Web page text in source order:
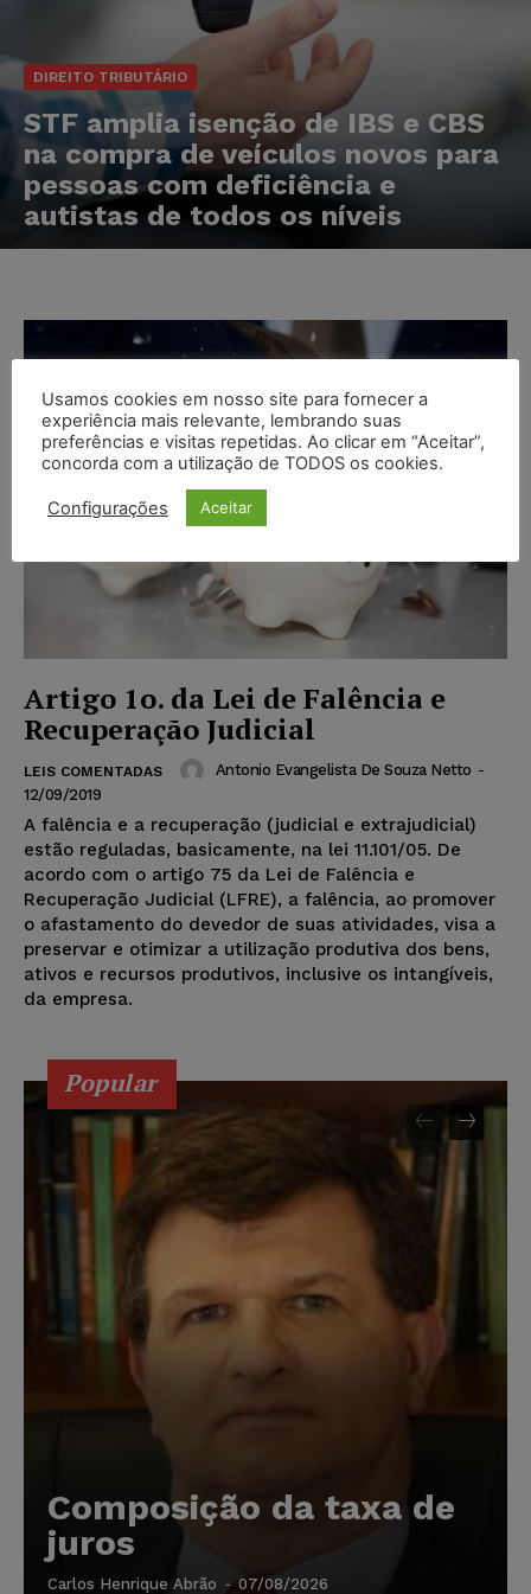
DIREITO TRIBUTÁRIO
STF amplia isenção de IBS e CBS
na compra de veículos novos para
pessoas com deficiência e
autistas de todos os níveis
Artigo 1o. da Lei de Falência e
Recuperação Judicial
LEIS COMENTADAS Antonio Evangelista De Souza Netto -
12/09/2019
A falência e a recuperação (judicial e extrajudicial)
estão reguladas, basicamente, na lei 11.101/05. De
acordo com o artigo 75 da Lei de Falência e
Recuperação Judicial (LFRE), a falência, ao promover
o afastamento do devedor de suas atividades, visa a
preservar e otimizar a utilização produtiva dos bens,
ativos e recursos produtivos, inclusive os intangíveis,
da empresa.
Popular
Composição da taxa de
juros
Carlos Henrique Abrão - 07/08/2026
Usamos cookies em nosso site para fornecer a
experiência mais relevante, lembrando suas
preferências e visitas repetidas. Ao clicar em “Aceitar”,
concorda com a utilização de TODOS os cookies.
Configurações Aceitar